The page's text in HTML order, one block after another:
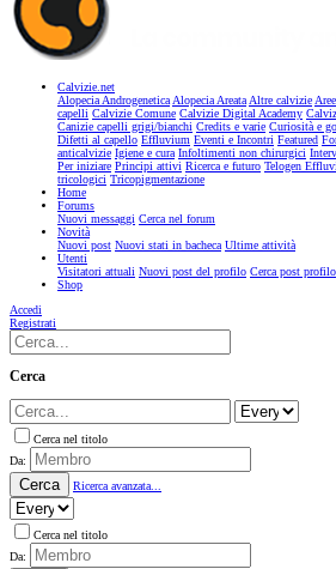
Calvizie.net
Alopecia AndrogeneticaAlopecia AreataAltre calvizie
capelli Calvizie Comune Calvizie Digital Academy
Canizie capelli grigi/bianchi Credits e varie Curiosità e
Difetti al capello Effluvium Eventi e Incontri Featured
anticalvizie Igiene e cura Infoltimenti non chirurgici
Per iniziare Principi attivi Ricerca e futuro Telogen
tricologici Tricopigmentazione
Home
Forums
Nuovi messaggi Cerca nel forum
Novità
Nuovi post Nuovi stati in bacheca Ultime attività
Utenti
Visitatori attuali Nuovi post del profilo Cerca post profilo
Shop
Accedi
Registrati
Cerca
Cerca nel titolo
Da:
Cerca Ricerca avanzata...
Cerca nel titolo
Da: